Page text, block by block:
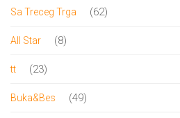
proizvoda
Sa Treceg Trga 6262
All Star 88
tt 2323
Buka&Bes 4949